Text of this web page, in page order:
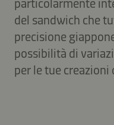
particolarmente
del sandwich che
precisione
possibilità di
per le tue creazioni